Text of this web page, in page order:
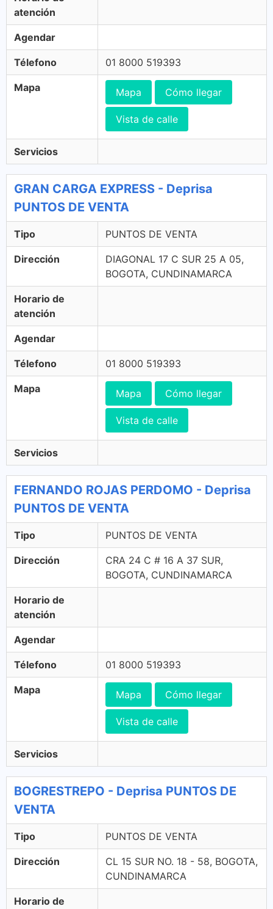
atención
Agendar
Télefono 01 8000 519393
Mapa Mapa Cómo llegar
Vista de calle
Servicios
GRAN CARGA EXPRESS - Deprisa
PUNTOS DE VENTA
Tipo PUNTOS DE VENTA
Dirección
DIAGONAL 17 C SUR 25 A 05,
BOGOTA, CUNDINAMARCA
Horario de
atención
Agendar
Télefono 01 8000 519393
Mapa Mapa Cómo llegar
Vista de calle
Servicios
FERNANDO ROJAS PERDOMO - Deprisa
PUNTOS DE VENTA
Tipo PUNTOS DE VENTA
Dirección
CRA 24 C # 16 A 37 SUR,
BOGOTA, CUNDINAMARCA
Horario de
atención
Agendar
Télefono 01 8000 519393
Mapa Mapa Cómo llegar
Vista de calle
Servicios
BOGRESTREPO - Deprisa PUNTOS DE
VENTA
Tipo PUNTOS DE VENTA
Dirección
CL 15 SUR NO. 18 - 58, BOGOTA,
CUNDINAMARCA
Horario de